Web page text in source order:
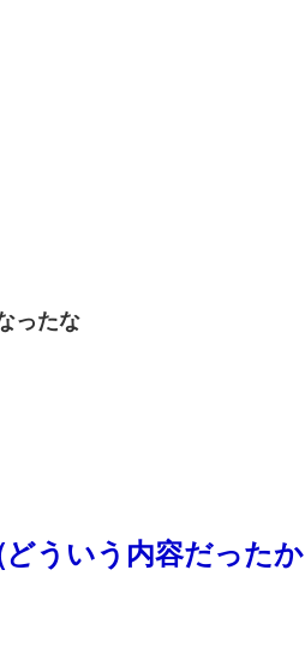
ったな
ういう内容だったか